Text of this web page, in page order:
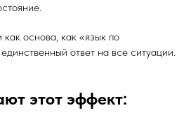
основа, как «язык по
ответ на все ситуации.
этот эффект: